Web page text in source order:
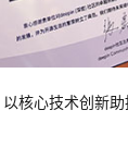
核心技术创新